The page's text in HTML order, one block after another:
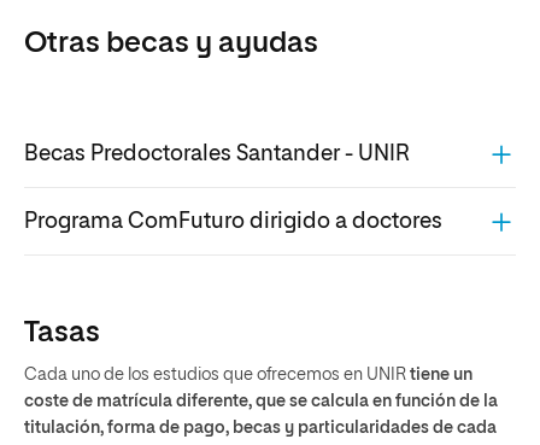
Otras becas y ayudas
Becas Predoctorales Santander - UNIR
Programa ComFuturo dirigido a doctores
Tasas
Cada uno de los estudios que ofrecemos en UNIR tiene un
coste de matrícula diferente, que se calcula en función de la
titulación, forma de pago, becas y particularidades de cada